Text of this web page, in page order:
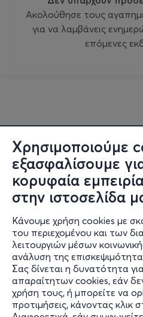
Χρησιμοποιούμε
εξασφαλίσουμε
κορυφαία
στην ιστοσελίδα
Κάνουμε χρήση cookies με
του περιεχομένου και των
λειτουργιών μέσων
ανάλυση της
Σας δίνεται η δυνατότητα
απαραίτητων cookies, εάν
χρήση τους, ή μπορείτε να
προτιμήσεις, κάνοντας κλικ
Ακολούθησε τους
για να λαμβάνεις
επόμενες
Πληροφορίες
Υποστήριξη